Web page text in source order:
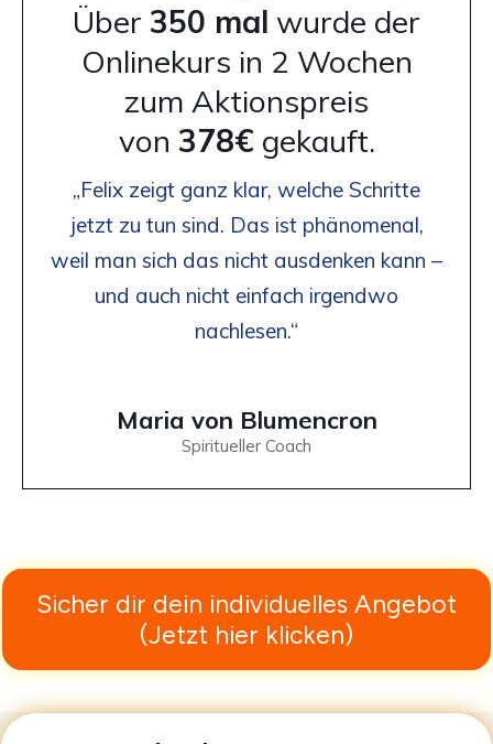
Über 350 mal wurde der
Onlinekurs in 2 Wochen
zum Aktionspreis
von 378€gekauft.
„Felix zeigt ganz klar, welche Schritte
jetzt zu tun sind. Das ist phänomenal,
weil man sich das nicht ausdenken kann –
und auch nicht einfach irgendwo
nachlesen.“
Maria von Blumencron
Spiritueller Coach
Sicher dir dein individuelles Angebot
(Jetzt hier klicken)